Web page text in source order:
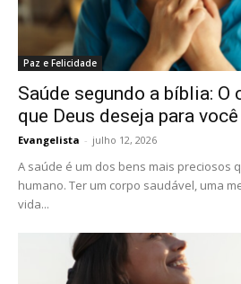
Paz e Felicidade
Saúde segundo a bíblia: O
que Deus deseja para você
Evangelista - julho 12, 2026
A saúde é um dos bens mais preciosos
humano. Ter um corpo saudável, uma
vida...